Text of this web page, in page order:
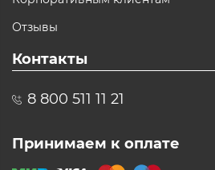
Отзывы
Контакты
8 800 511 11 21
Принимаем к оплате